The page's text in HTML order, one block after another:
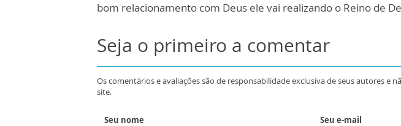
bom relacionamento com Deus ele vai realizando o Reino de
Seja o primeiro a comentar
Os comentários e avaliações são de responsabilidade exclusiva de seus autores e
site.
Seu nome Seu e-mail